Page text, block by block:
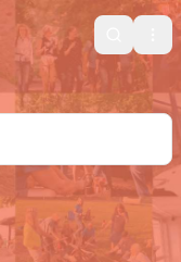
Search